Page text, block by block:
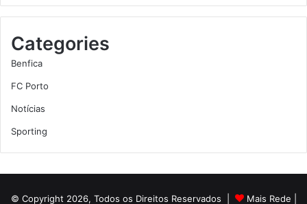
Categories
Benfica
FC Porto
Notícias
Sporting
© Copyright 2026, Todos os Direitos Reservados | Mais Rede